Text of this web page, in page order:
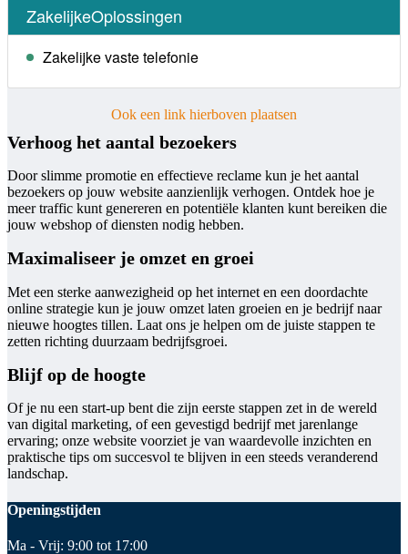
ZakelijkeOplossingen
Zakelijke vaste telefonie
Ook een link hierboven plaatsen
Verhoog het aantal bezoekers
Door slimme promotie en effectieve reclame kun je het aantal
bezoekers op jouw website aanzienlijk verhogen. Ontdek hoe je
meer traffic kunt genereren en potentiële klanten kunt bereiken die
jouw webshop of diensten nodig hebben.
Maximaliseer je omzet en groei
Met een sterke aanwezigheid op het internet en een doordachte
online strategie kun je jouw omzet laten groeien en je bedrijf naar
nieuwe hoogtes tillen. Laat ons je helpen om de juiste stappen te
zetten richting duurzaam bedrijfsgroei.
Blijf op de hoogte
Of je nu een start-up bent die zijn eerste stappen zet in de wereld
van digital marketing, of een gevestigd bedrijf met jarenlange
ervaring; onze website voorziet je van waardevolle inzichten en
praktische tips om succesvol te blijven in een steeds veranderend
landschap.
Openingstijden
Ma - Vrij: 9:00 tot 17:00